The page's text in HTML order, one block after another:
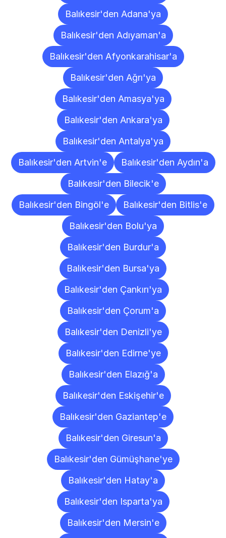
Balıkesir'den Adana'ya
Balıkesir'den Adıyaman'a
Balıkesir'den Afyonkarahisar'a
Balıkesir'den Ağrı'ya
Balıkesir'den Amasya'ya
Balıkesir'den Ankara'ya
Balıkesir'den Antalya'ya
Balıkesir'den Artvin'e
Balıkesir'den Aydın'a
Balıkesir'den Bilecik'e
Balıkesir'den Bingöl'e
Balıkesir'den Bitlis'e
Balıkesir'den Bolu'ya
Balıkesir'den Burdur'a
Balıkesir'den Bursa'ya
Balıkesir'den Çankırı'ya
Balıkesir'den Çorum'a
Balıkesir'den Denizli'ye
Balıkesir'den Edirne'ye
Balıkesir'den Elazığ'a
Balıkesir'den Eskişehir'e
Balıkesir'den Gaziantep'e
Balıkesir'den Giresun'a
Balıkesir'den Gümüşhane'ye
Balıkesir'den Hatay'a
Balıkesir'den Isparta'ya
Balıkesir'den Mersin'e